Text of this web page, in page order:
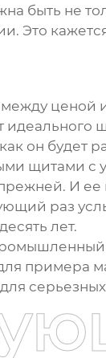
быть не
Это
между
он будет
щитами
И
раз
лет.
примера
для